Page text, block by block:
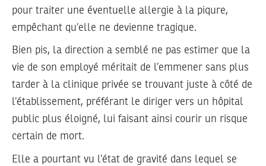
pour traiter une éventuelle allergie à la piqure,
empêchant qu’elle ne devienne tragique.
Bien pis, la direction a semblé ne pas estimer que la
vie de son employé méritait de l’emmener sans plus
tarder à la clinique privée se trouvant juste à côté de
l’établissement, préférant le diriger vers un hôpital
public plus éloigné, lui faisant ainsi courir un risque
certain de mort.
Elle a pourtant vu l’état de gravité dans lequel se